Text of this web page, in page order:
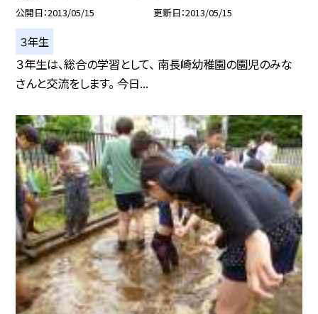
公開日 2013/05/15 更新日 2013/05/15
３年生
３年生は、総合の学習として、 南長崎幼稚園の園児のみな
さんと交流をします。 今日...